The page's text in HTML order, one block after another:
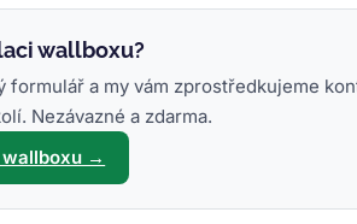
wallboxu?
formulář a my vám zprostředkujeme
Nezávazné a zdarma.
wallboxu →